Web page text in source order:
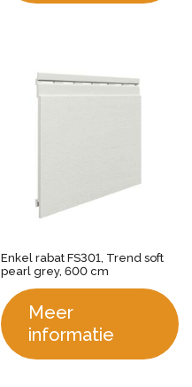
Enkel rabat FS301, Trend soft
pearl grey, 600 cm
Meer
informatie